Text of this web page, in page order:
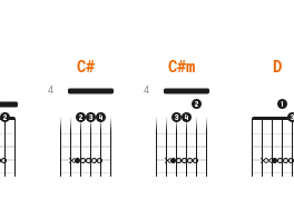
C#
4
C#m
4
D